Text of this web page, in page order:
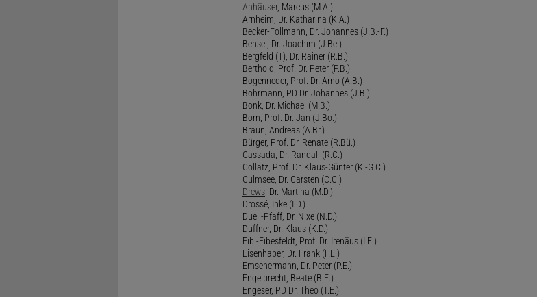
Anhäuser, Marcus (M.A.)
Arnheim, Dr. Katharina (K.A.)
Becker-Follmann, Dr. Johannes (J.B.-F.)
Bensel, Dr. Joachim (J.Be.)
Bergfeld (†), Dr. Rainer (R.B.)
Berthold, Prof. Dr. Peter (P.B.)
Bogenrieder, Prof. Dr. Arno (A.B.)
Bohrmann, PD Dr. Johannes (J.B.)
Bonk, Dr. Michael (M.B.)
Born, Prof. Dr. Jan (J.Bo.)
Braun, Andreas (A.Br.)
Bürger, Prof. Dr. Renate (R.Bü.)
Cassada, Dr. Randall (R.C.)
Collatz, Prof. Dr. Klaus-Günter (K.-G.C.)
Culmsee, Dr. Carsten (C.C.)
Drews, Dr. Martina (M.D.)
Drossé, Inke (I.D.)
Duell-Pfaff, Dr. Nixe (N.D.)
Duffner, Dr. Klaus (K.D.)
Eibl-Eibesfeldt, Prof. Dr. Irenäus (I.E.)
Eisenhaber, Dr. Frank (F.E.)
Emschermann, Dr. Peter (P.E.)
Engelbrecht, Beate (B.E.)
Engeser, PD Dr. Theo (T.E.)